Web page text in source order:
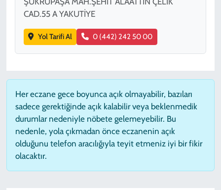
CAD.55 A YAKUTİYE
Yol Tarifi Al 0 (442) 242 50 00
Her eczane gece boyunca açık olmayabilir, bazıları
sadece gerektiğinde açık kalabilir veya beklenmedik
durumlar nedeniyle nöbete gelemeyebilir. Bu
nedenle, yola çıkmadan önce eczanenin açık
olduğunu telefon aracılığıyla teyit etmeniz iyi bir fikir
olacaktır.